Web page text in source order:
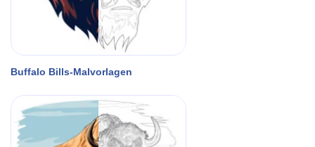
Buffalo Bills-Malvorlagen